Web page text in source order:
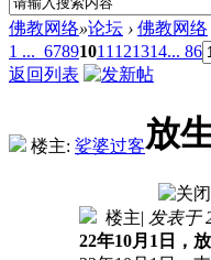
佛教网络»论坛 › 佛教网络
1 ... 67891011 121314... 86
返回列表
楼主: 娑婆过客放
楼主| 发表于
22年10月1日，